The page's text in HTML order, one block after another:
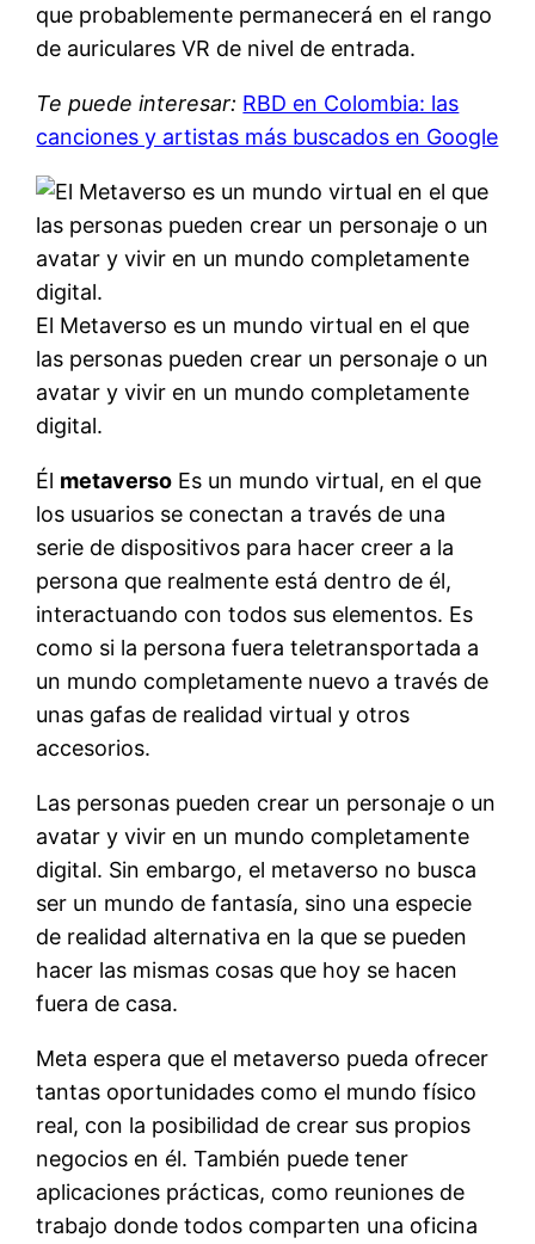
que probablemente permanecerá en el rango
de auriculares VR de nivel de entrada.
Te puede interesar: RBD en Colombia: las
canciones y artistas más buscados en Google
El Metaverso es un mundo virtual en el que
las personas pueden crear un personaje o un
avatar y vivir en un mundo completamente
digital.
Él metaverso Es un mundo virtual, en el que
los usuarios se conectan a través de una
serie de dispositivos para hacer creer a la
persona que realmente está dentro de él,
interactuando con todos sus elementos. Es
como si la persona fuera teletransportada a
un mundo completamente nuevo a través de
unas gafas de realidad virtual y otros
accesorios.
Las personas pueden crear un personaje o un
avatar y vivir en un mundo completamente
digital. Sin embargo, el metaverso no busca
ser un mundo de fantasía, sino una especie
de realidad alternativa en la que se pueden
hacer las mismas cosas que hoy se hacen
fuera de casa.
Meta espera que el metaverso pueda ofrecer
tantas oportunidades como el mundo físico
real, con la posibilidad de crear sus propios
negocios en él. También puede tener
aplicaciones prácticas, como reuniones de
trabajo donde todos comparten una oficina